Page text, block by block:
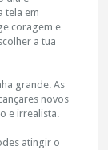
tela em
coragem e
a tua
grande. As
novos
e irrealista.
atingir o